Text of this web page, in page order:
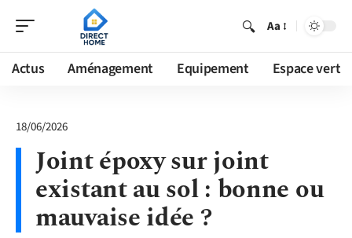
Aa
Actus Aménagement Equipement Espace vert
18/06/2026
Joint époxy sur joint
existant au sol : bonne ou
mauvaise idée ?